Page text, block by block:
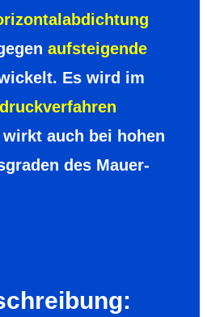
auf­stei­gende
Es wird im
auch bei hohen
des Mauer­